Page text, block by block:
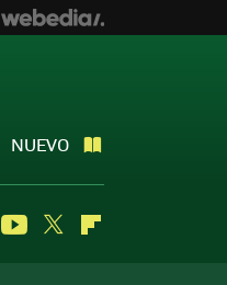
NUEVO
InstagramYoutube
Twitter